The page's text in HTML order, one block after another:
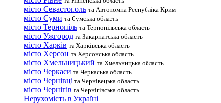
місто Севастополь та Автономна Республіка Крим
місто Суми та Сумська область
місто Тернопіль та Тернопільська область
місто Ужгород та Закарпатська область
місто Харків та Харківська область
місто Херсон та Херсонська область
місто Хмельницький та Хмельницька область
місто Черкаси та Черкаська область
місто Чернівці та Чернівецька область
місто Чернігів та Чернігівська область
Нерухомість в Україні